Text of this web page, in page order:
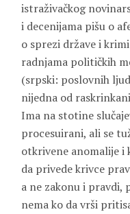
istraživačkog
i decenijama pišu o
o sprezi države i
radnjama političkih
(srpski: poslovnih
nijedna od
Ima na stotine
procesuirani, ali se
otkrivene anomalije i
da privede krivce
a ne zakonu i pravdi,
nema ko da vrši